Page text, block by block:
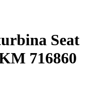
Seat
716860